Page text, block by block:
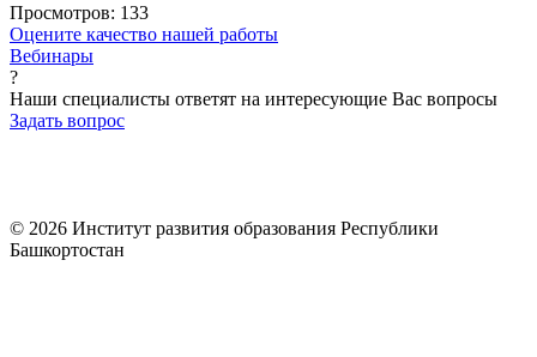
Просмотров: 133
Оцените качество нашей работы
Вебинары
?
Наши специалисты ответят на интересующие Вас вопросы
Задать вопрос
© 2026 Институт развития образования Республики
Башкортостан